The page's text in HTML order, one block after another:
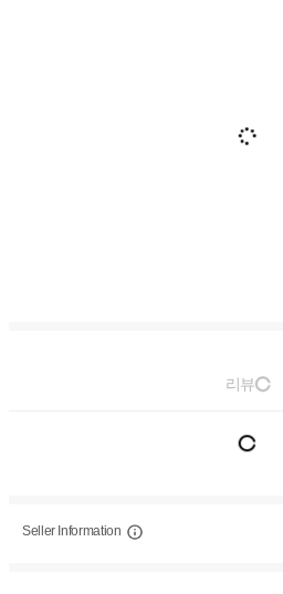
리뷰
Seller Information